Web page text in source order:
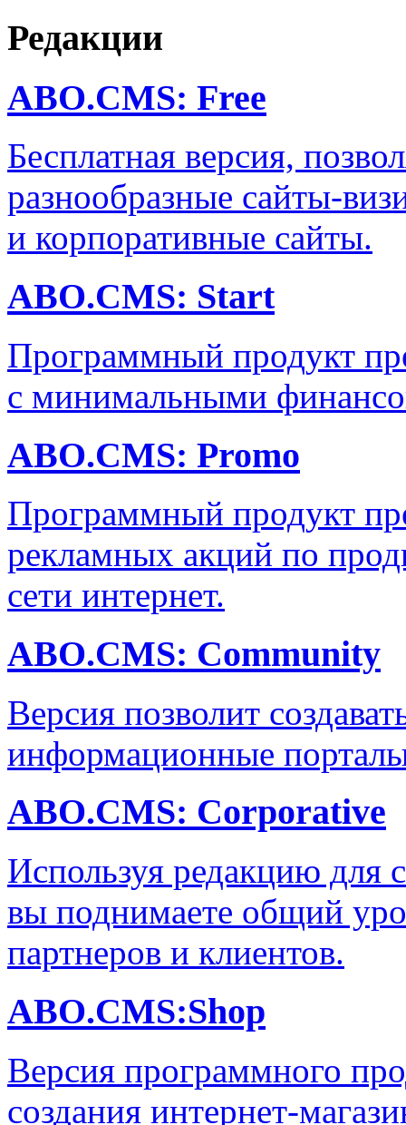
Редакции
ABO.CMS: Free
Бесплатная версия,
разнообразные сайты-
и корпоративные сайты.
ABO.CMS: Start
Программный продукт
с минимальными
ABO.CMS: Promo
Программный продукт
рекламных акций по
сети интернет.
ABO.CMS: Community
Версия позволит
информационные
ABO.CMS: Corporative
Используя редакцию для
вы поднимаете общий
партнеров и клиентов.
ABO.CMS:Shop
Версия программного
создания интернет-